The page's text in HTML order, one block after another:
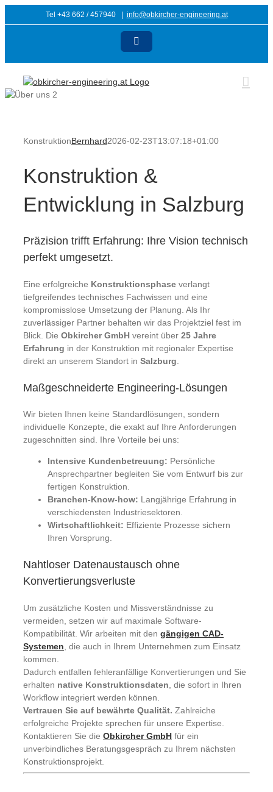
Inhalt
Tel +43 662 / 457940 info@obkircher-engineering.at
E-
Mail
KonstruktionBernhard2026-02-23T13:07:18+01:00
Konstruktion &
Entwicklung in Salzburg
Präzision trifft Erfahrung: Ihre Vision technisch
perfekt umgesetzt.
Eine erfolgreiche Konstruktionsphaseverlangt
tiefgreifendes technisches Fachwissen und eine
kompromisslose Umsetzung der Planung. Als Ihr
zuverlässiger Partner behalten wir das Projektziel fest im
Blick. Die Obkircher GmbHvereint über 25Jahre
Erfahrung in der Konstruktion mit regionaler Expertise
direkt an unserem Standort in Salzburg
Maßgeschneiderte Engineering-Lösungen
Wir bieten Ihnen keine Standardlösungen, sondern
individuelle Konzepte, die exakt auf Ihre Anforderungen
zugeschnitten sind. Ihre Vorteile bei uns:
Intensive Kundenbetreuung: Persönliche
Ansprechpartner begleiten Sie vom Entwurf bis zur
fertigen Konstruktion.
Branchen-Know-how: Langjährige Erfahrung in
verschiedensten Industriesektoren.
Wirtschaftlichkeit: Effiziente Prozesse sichern
Ihren Vorsprung.
Nahtloser Datenaustausch ohne
Konvertierungsverluste
Um zusätzliche Kosten und Missverständnisse zu
vermeiden, setzen wir auf maximale Software-
Kompatibilität. Wir arbeiten mit den gängigen CAD-
Systemen , die auch in Ihrem Unternehmen zum Einsatz
kommen.
Dadurch entfallen fehleranfällige Konvertierungen und Sie
erhalten native Konstruktionsdaten , die sofort in Ihren
Workflow integriert werden können.
Vertrauen Sie auf bewährte Qualität. Zahlreiche
erfolgreiche Projekte sprechen für unsere Expertise.
Kontaktieren Sie die Obkircher GmbHfür ein
unverbindliches Beratungsgespräch zu Ihrem nächsten
Konstruktionsprojekt.